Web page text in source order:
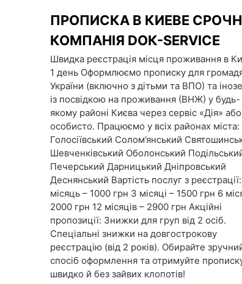
ПРОПИСКА В КИЕВЕ
КОМПАНІЯ DOК-SERVICE
Швидка реєстрація місця проживання в
1 день Оформлюємо прописку для
України (включно з дітьми та ВПО) та
із посвідкою на проживання (ВНЖ) у будь-
якому районі Києва через сервіс «Дія» або
особисто. Працюємо у всіх районах міста:
Голосіївський Солом’янський
Шевченківський Оболонський
Печерський Дарницький Дніпровський
Деснянський Вартість послуг з реєстрації:
місяць – 1000 грн 3 місяці – 1500 грн 6
2000 грн 12 місяців – 2900 грн Акційні
пропозиції: Знижки для груп від 2 осіб.
Спеціальні знижки на довгострокову
реєстрацію (від 2 років). Обирайте
спосіб оформлення та отримуйте
швидко й без зайвих клопотів!